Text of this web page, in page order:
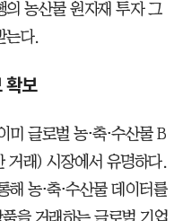
의 농산물 원자재 투자 그
는다.
확보
미 글로벌 농⋅축⋅수산물 B
거래) 시장에서 유명하다.
해 농⋅축⋅수산물 데이터를